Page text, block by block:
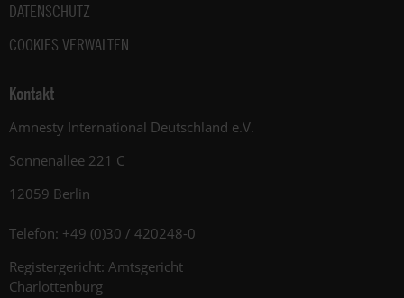
DATENSCHUTZ
COOKIES VERWALTEN
Kontakt
Amnesty International Deutschland e.V.
Sonnenallee 221 C
12059 Berlin
Telefon: +49 (0)30 / 420248-0
Registergericht: Amtsgericht
Charlottenburg